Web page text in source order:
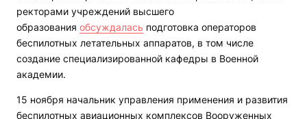
ректорами учреждений высшего
образования обсуждалась подготовка операторов
беспилотных летательных аппаратов, в том числе
создание специализированной кафедры в Военной
академии.
15 ноября начальник управления применения и развития
беспилотных авиационных комплексов Вооруженных